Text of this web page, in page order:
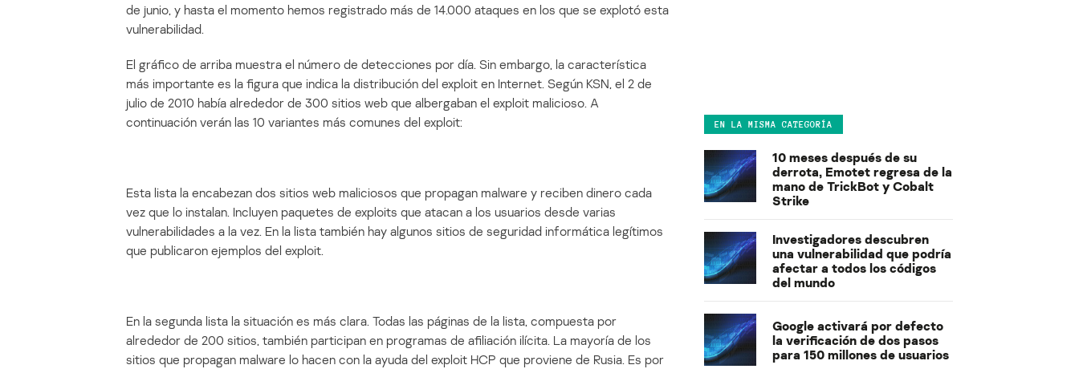
de junio, y hasta el momento hemos registrado más de 14.000 ataques en los que se explotó esta
vulnerabilidad.
El gráfico de arriba muestra el número de detecciones por día. Sin embargo, la característica
más importante es la figura que indica la distribución del exploit en Internet. Según KSN, el 2 de
julio de 2010 había alrededor de 300 sitios web que albergaban el exploit malicioso. A
continuación verán las 10 variantes más comunes del exploit:
Esta lista la encabezan dos sitios web maliciosos que propagan malware y reciben dinero cada
vez que lo instalan. Incluyen paquetes de exploits que atacan a los usuarios desde varias
vulnerabilidades a la vez. En la lista también hay algunos sitios de seguridad informática legítimos
que publicaron ejemplos del exploit.
En la segunda lista la situación es más clara. Todas las páginas de la lista, compuesta por
alrededor de 200 sitios, también participan en programas de afiliación ilícita. La mayoría de los
sitios que propagan malware lo hacen con la ayuda del exploit HCP que proviene de Rusia. Es por
EN LA MISMA CATEGORÍA
10 meses después de su
derrota, Emotet regresa de la
mano de TrickBot y Cobalt
Strike
Investigadores descubren
una vulnerabilidad que podría
afectar a todos los códigos
del mundo
Google activará por defecto
la verificación de dos pasos
para 150 millones de usuarios